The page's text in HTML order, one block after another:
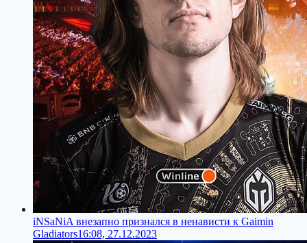
iNSaNiA внезапно признался в ненависти к Gaimin
Gladiators16:08, 27.12.2023